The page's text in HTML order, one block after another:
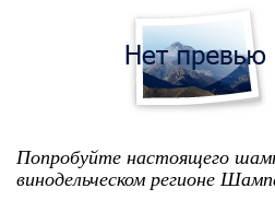
Попробуйте настоящего
винодельческом регионе